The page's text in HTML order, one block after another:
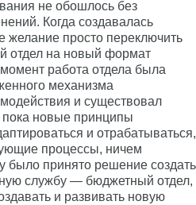
не обошлось без
Когда создавалась
желание просто переключить
отдел на новый формат
работа отдела была
механизма
и существовал
пока новые принципы
и отрабатываться,
процессы, ничем
было принято решение создать
службу — бюджетный отдел,
и развивать новую